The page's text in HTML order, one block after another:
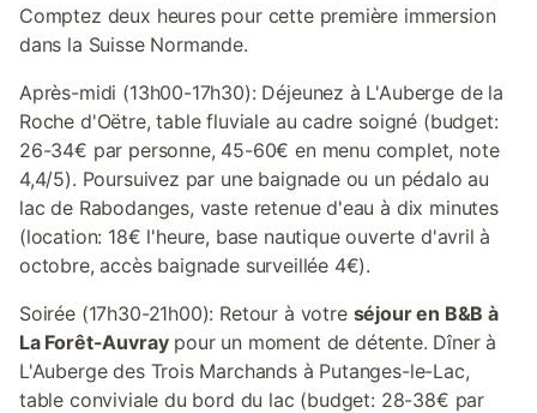
Comptez deux heures pour cette première immersion
dans la Suisse Normande.
Après-midi (13h00-17h30): Déjeunez à L'Auberge de la
Roche d'Oëtre, table fluviale au cadre soigné (budget:
26-34€ par personne, 45-60€ en menu complet, note
4,4/5). Poursuivez par une baignade ou un pédalo au
lac de Rabodanges, vaste retenue d'eau à dix minutes
(location: 18€ l'heure, base nautique ouverte d'avril à
octobre, accès baignade surveillée 4€).
Soirée (17h30-21h00): Retour à votre séjour en B&B à
La Forêt-Auvraypour un moment de détente. Dîner à
L'Auberge des Trois Marchands à Putanges-le-Lac,
table conviviale du bord du lac (budget: 28-38€ par